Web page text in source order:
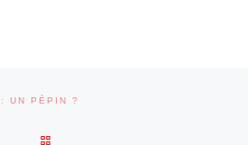
UN PÉPIN ?